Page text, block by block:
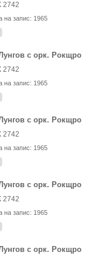
2742
на запис: 1965
с орк. Рокщро
2742
на запис: 1965
с орк. Рокщро
2742
на запис: 1965
с орк. Рокщро
2742
на запис: 1965
с орк. Рокщро